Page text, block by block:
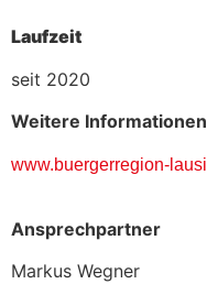
Laufzeit
seit 2020
Weitere Informationen
www.buergerregion-
Ansprechpartner
Markus Wegner